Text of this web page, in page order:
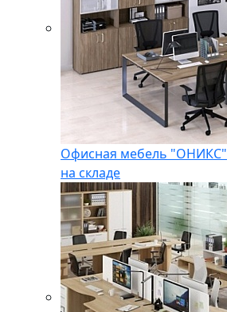
Офисная мебель "ОНИКС"
на складе